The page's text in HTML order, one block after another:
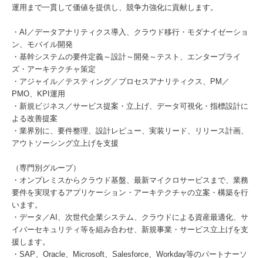
運用まで一貫して価値を提供し、競争力強化に貢献します。
・AI／データアナリティクス導入、クラウド移行・モダナイゼーショ
ン、モバイル開発
・基幹システムの要件定義～設計～開発～テスト、エンタープライ
ズ・アーキテクチャ策定
・アジャイル／テスティング／プロセスアナリティクス、PM／
PMO、KPI運用
・新規ビジネス／サービス提案・立上げ、データ可視化・指標設計に
よる改善提案
・業界別に、要件整理、設計レビュー、実装リード、リリース計画、
アウトソーシング立上げを支援
（専門別グループ）
・オンプレミスからクラウド基盤、最新マイクロサービスまで、業務
要件を実現するアプリケーション・アーキテクチャの立案・構築を行
います。
・データ／AI、次世代企業システム、クラウドによる資産最適化、サ
イバーセキュリティ等を組み合わせ、新規事業・サービス立上げを支
援します。
・SAP、Oracle、Microsoft、Salesforce、Workday等のパートナーソ